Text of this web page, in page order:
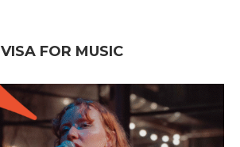
VISA FOR MUSIC